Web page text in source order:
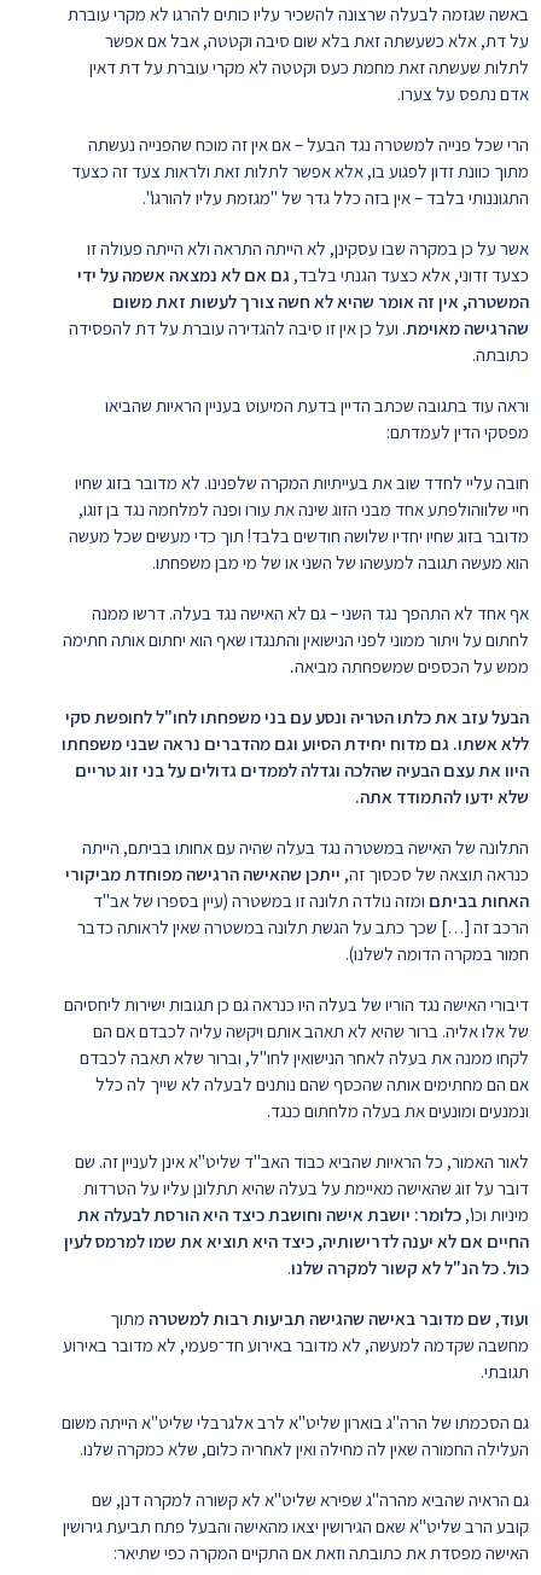
באשה שגזמה לבעלה שרצונה להשכיר עליו כותים להרגו לא מקרי עוברת
על דת, אלא כשעשתה זאת בלא שום סיבה וקטטה, אבל אם אפשר
לתלות שעשתה זאת מחמת כעס וקטטה לא מקרי עוברת על דת דאין
אדם נתפס על צערו.
הרי שכל פנייה למשטרה נגד הבעל – אם אין זה מוכח שהפנייה נעשתה
מתוך כוונת זדון לפגוע בו, אלא אפשר לתלות זאת ולראות צעד זה כצעד
התגוננותי בלבד – אין בזה כלל גדר של "מגזמת עליו להורגו".
אשר על כן במקרה שבו עסקינן, לא הייתה התראה ולא הייתה פעולה זו
כצעד זדוני, אלא כצעד הגנתי בלבד, גם אם לא נמצאה אשמה על ידי
המשטרה, אין זה אומר שהיא לא חשה צורך לעשות זאת משום
שהרגישה מאוימת. ועל כן אין זו סיבה להגדירה עוברת על דת להפסידה
כתובתה.
וראה עוד בתגובה שכתב הדיין בדעת המיעוט בעניין הראיות שהביאו
מפסקי הדין לעמדתם:
חובה עליי לחדד שוב את בעייתיות המקרה שלפנינו. לא מדובר בזוג שחיו
חיי שלווהולפתע אחד מבני הזוג שינה את עורו ופנה למלחמה נגד בן זוגו,
מדובר בזוג שחיו יחדיו שלושה חודשים בלבד! תוך כדי מעשים שכל מעשה
הוא מעשה תגובה למעשהו של השני או של מי מבן משפחתו.
אף אחד לא התהפך נגד השני – גם לא האישה נגד בעלה. דרשו ממנה
לחתום על ויתור ממוני לפני הנישואין והתנגדו שאף הוא יחתום אותה חתימה
ממש על הכספים שמשפחתה מביאה.
הבעל עזב את כלתו הטריה ונסע עם בני משפחתו לחו"ל לחופשת סקי
ללא אשתו. גם מדוח יחידת הסיוע וגם מהדברים נראה שבני משפחתו
היוו את עצם הבעיה שהלכה וגדלה לממדים גדולים על בני זוג טריים
שלא ידעו להתמודד אתה.
התלונה של האישה במשטרה נגד בעלה שהיה עם אחותו בביתם, הייתה
כנראה תוצאה של סכסוך זה, ייתכן שהאישה הרגישה מפוחדת מביקורי
האחות בביתם ומזה נולדה תלונה זו במשטרה (עיין בספרו של אב"ד
הרכב זה […] שכך כתב על הגשת תלונה במשטרה שאין לראותה כדבר
חמור במקרה הדומה לשלנו).
דיבורי האישה נגד הוריו של בעלה היו כנראה גם כן תגובות ישירות ליחסיהם
של אלו אליה. ברור שהיא לא תאהב אותם ויקשה עליה לכבדם אם הם
לקחו ממנה את בעלה לאחר הנישואין לחו"ל, וברור שלא תאבה לכבדם
אם הם מחתימים אותה שהכסף שהם נותנים לבעלה לא שייך לה כלל
ונמנעים ומונעים את בעלה מלחתום כנגד.
לאור האמור, כל הראיות שהביא כבוד האב"ד שליט"א אינן לעניין זה. שם
דובר על זוג שהאישה מאיימת על בעלה שהיא תתלונן עליו על הטרדות
מיניות וכו', כלומר: יושבת אישה וחושבת כיצד היא הורסת לבעלה את
החיים אם לא יענה לדרישותיה, כיצד היא תוציא את שמו למרמס לעין
כול. כל הנ"ל לא קשור למקרה שלנו.
ועוד, שם מדובר באישה שהגישה תביעות רבות למשטרה מתוך
מחשבה שקדמה למעשה, לא מדובר באירוע חד־פעמי, לא מדובר באירוע
תגובתי.
גם הסכמתו של הרה"ג בוארון שליט"א לרב אלגרבלי שליט"א הייתה משום
העלילה החמורה שאין לה מחילה ואין לאחריה כלום, שלא כמקרה שלנו.
גם הראיה שהביא מהרה"ג שפירא שליט"א לא קשורה למקרה דנן, שם
קובע הרב שליט"א שאם הגירושין יצאו מהאישה והבעל פתח תביעת גירושין
האישה מפסדת את כתובתה וזאת אם התקיים המקרה כפי שתיאר: